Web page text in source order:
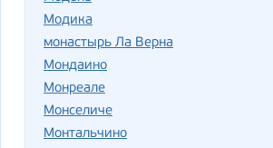
Модика
монастырь Ла Верна
Мондаино
Монреале
Монселиче
Монтальчино